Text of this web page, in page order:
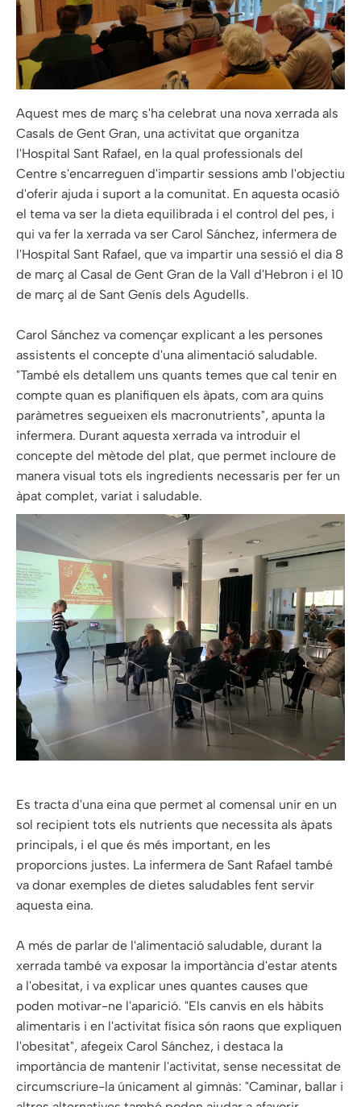
Aquest mes de març s'ha celebrat una nova xerrada als
Casals de Gent Gran, una activitat que organitza
l'Hospital Sant Rafael, en la qual professionals del
Centre s'encarreguen d'impartir sessions amb l'objectiu
d'oferir ajuda i suport a la comunitat. En aquesta ocasió
el tema va ser la dieta equilibrada i el control del pes, i
qui va fer la xerrada va ser Carol Sánchez, infermera de
l'Hospital Sant Rafael, que va impartir una sessió el dia 8
de març al Casal de Gent Gran de la Vall d'Hebron i el 10
de març al de Sant Genís dels Agudells.
Carol Sánchez va començar explicant a les persones
assistents el concepte d'una alimentació saludable.
"També els detallem uns quants temes que cal tenir en
compte quan es planifiquen els àpats, com ara quins
paràmetres segueixen els macronutrients", apunta la
infermera. Durant aquesta xerrada va introduir el
concepte del mètode del plat, que permet incloure de
manera visual tots els ingredients necessaris per fer un
àpat complet, variat i saludable.
Es tracta d'una eina que permet al comensal unir en un
sol recipient tots els nutrients que necessita als àpats
principals, i el que és més important, en les
proporcions justes. La infermera de Sant Rafael també
va donar exemples de dietes saludables fent servir
aquesta eina.
A més de parlar de l'alimentació saludable, durant la
xerrada també va exposar la importància d'estar atents
a l'obesitat, i va explicar unes quantes causes que
poden motivar-ne l'aparició. "Els canvis en els hàbits
alimentaris i en l'activitat física són raons que expliquen
l'obesitat", afegeix Carol Sánchez, i destaca la
importància de mantenir l'activitat, sense necessitat de
circumscriure-la únicament al gimnàs: "Caminar, ballar i